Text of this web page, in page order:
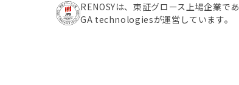
RENOSYは、東証グロース上場企業で
GA technologiesが運営しています。